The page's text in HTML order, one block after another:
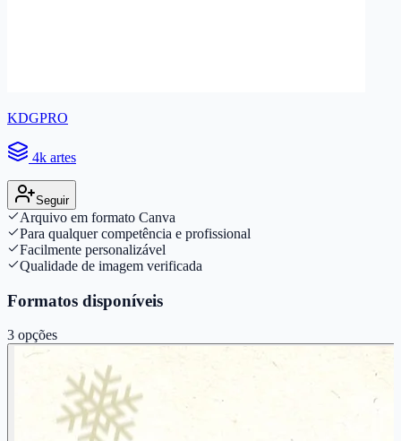
KDGPRO
4k artes
Seguir
Arquivo em formato Canva
Para qualquer competência e profissional
Facilmente personalizável
Qualidade de imagem verificada
Formatos disponíveis
3 opções